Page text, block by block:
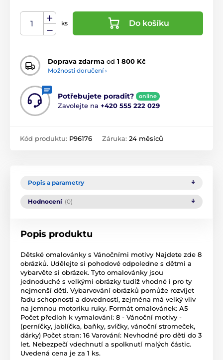
ks Do košíku
Doprava zdarma od 1 800 Kč
Možnosti doručení ›
Potřebujete poradit? online
Zavolejte na +420 555 222 029
Kód produktu: P96176 Záruka: 24 měsíců
Popis a parametry
Hodnocení (0)
Popis produktu
Dětské omalovánky s Vánočními motivy Najdete zde 8
obrázků. Udělejte si pohodové odpoledne s dětmi a
vybarvěte si obrázek. Tyto omalovánky jsou
jednoduché s velkými obrázky tudíž vhodné i pro ty
nejmenší děti. Vybarvování obrázků pomůže rozvíjet
řadu schopností a dovedností, zejména má velký vliv
na jemnou motoriku ruky. Formát omalovánek: A5
Počet předloh k vymalování: 8 - Vánoční motivy -
(perníčky, jablíčka, baňky, svíčky, vánoční stromeček,
dárky) Počet stran: 16 Varování: Nevhodné pro děti do 3
let. Nebezpečí vdechnutí a spolknutí malých částic.
Uvedená cena je za 1 ks.